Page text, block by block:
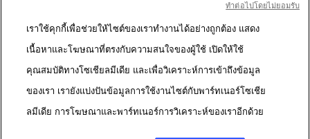
นำเนื้อหาบนเว็บไซต์ของ AFP ไปเผยแพร่ต่อโดยไม่ได้รับอนุญาตก่อน
ในวัตถุประสงค์อื่น โดยเฉพาะการนำไปผลิตซ้ำ การใช้เพื่อสื่อสารกับ
สาธารณะ หรือการเผยแพร่เนื้อหาบนเว็บไซต์ ทั้งในบางส่วนหรือ
ทั้งหมด โดย AFP ไม่ได้รับสิทธิ์ใดๆ จากเจ้าของลิขสิทธิ์สำหรับเนื้อหา
ของบุคคลที่สามนี้และจะไม่รับผิดชอบใดๆ ในเรื่องนี้ AFP และ
เราใช้คุกกี้เพื่อช่วยให้ไซต์ของเราทำงานได้อย่างถูกต้อง แสดง
เนื้อหาและโฆษณาที่ตรงกับความสนใจของผู้ใช้ เปิดให้ใช้
คุณสมบัติทางโซเชียลมีเดีย และเพื่อวิเคราะห์การเข้าถึงข้อมูล
ของเรา เรายังแบ่งปันข้อมูลการใช้งานไซต์กับพาร์ทเนอร์โซเชีย
ลมีเดีย การโฆษณาและพาร์ทเนอร์การวิเคราะห์ของเราอีกด้วย
ทําต่อไปโดยไม่ยอมรับ